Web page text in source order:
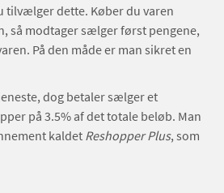
tilvælger dette. Køber du varen
så modtager sælger først pengene,
På den måde er man sikret en
dog betaler sælger et
på 3.5% af det totale beløb. Man
kaldet Reshopper Plus, som